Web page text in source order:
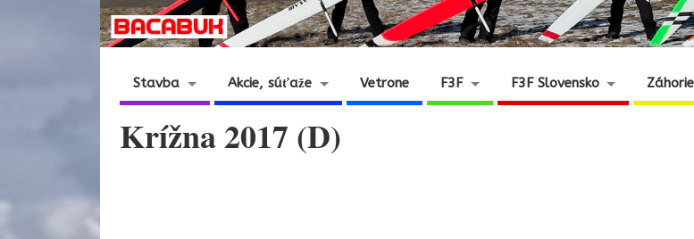
Stavba Akcie, súťaže Vetrone F3F F3F Slovensko
Krížna 2017 (D)